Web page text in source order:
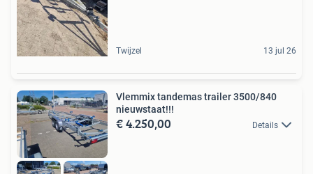
Twijzel 13 jul 26
Vlemmix tandemas trailer 3500/840
nieuwstaat!!!
€ 4.250,00 Details